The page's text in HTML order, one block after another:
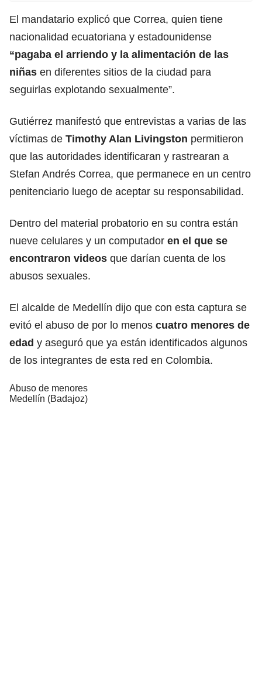
El mandatario explicó que Correa, quien tiene
nacionalidad ecuatoriana y estadounidense
“pagaba el arriendo y la alimentación de las
niñas en diferentes sitios de la ciudad para
seguirlas explotando sexualmente”.
Gutiérrez manifestó que entrevistas a varias de las
víctimas de Timothy Alan Livingston permitieron
que las autoridades identificaran y rastrearan a
Stefan Andrés Correa, que permanece en un centro
penitenciario luego de aceptar su responsabilidad.
Dentro del material probatorio en su contra están
nueve celulares y un computador en el que se
encontraron videos que darían cuenta de los
abusos sexuales.
El alcalde de Medellín dijo que con esta captura se
evitó el abuso de por lo menos cuatro menores de
edad y aseguró que ya están identificados algunos
de los integrantes de esta red en Colombia.
Abuso de menores
Medellín (Badajoz)